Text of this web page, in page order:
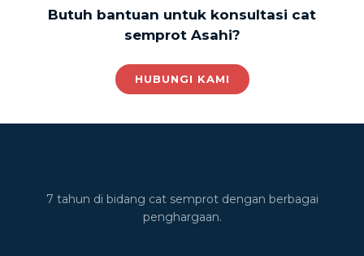
Butuh bantuan untuk konsultasi cat
semprot Asahi?
HUBUNGI KAMI
7 tahun di bidang cat semprot dengan berbagai
penghargaan.